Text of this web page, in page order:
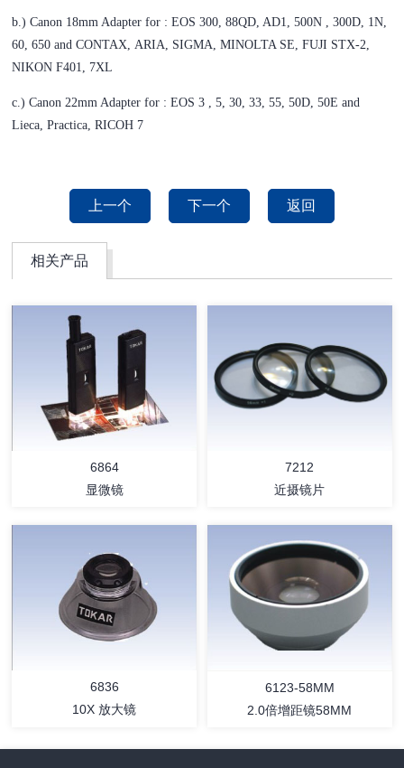
b.) Canon 18mm Adapter for : EOS 300, 88QD, AD1, 500N , 300D, 1N,
60, 650 and CONTAX, ARIA, SIGMA, MINOLTA SE, FUJI STX-2,
NIKON F401, 7XL
c.) Canon 22mm Adapter for : EOS 3 , 5, 30, 33, 55, 50D, 50E and
Lieca, Practica, RICOH 7
上一个 下一个 返回
相关产品
详情
6864
显微镜
详情
7212
近摄镜片
6836
10X 放大镜
6123-58MM
2.0倍增距镜58MM